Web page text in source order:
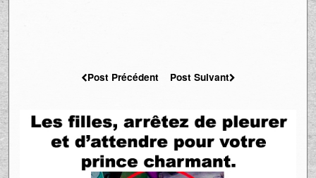
Post Précédent Post Suivant